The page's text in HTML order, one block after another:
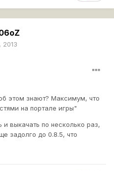
2013
этом знают? Максимум, что
на портале игры"
выкачать по несколько раз,
задолго до 0.8.5, что